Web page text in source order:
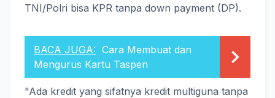
TNI/Polri bisa KPR tanpa down payment (DP).
BACA JUGA: Cara Membuat dan
Mengurus Kartu Taspen
"Ada kredit yang sifatnya kredit multiguna tanpa